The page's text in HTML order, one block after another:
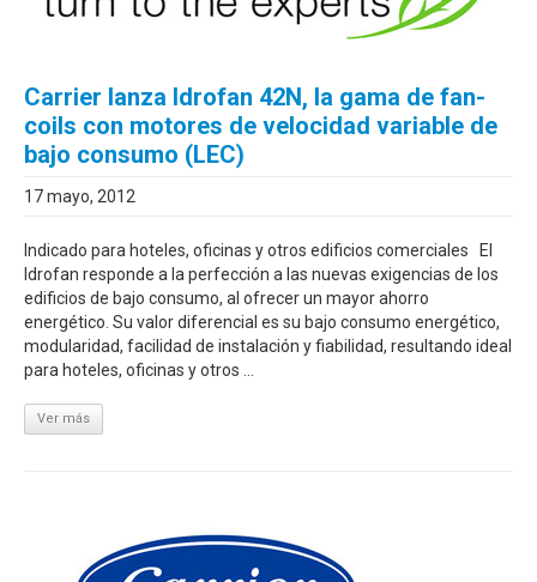
Carrier lanza Idrofan 42N, la gama de fan-
coils con motores de velocidad variable de
bajo consumo (LEC)
17 mayo, 2012
Indicado para hoteles, oficinas y otros edificios comerciales El
Idrofan responde a la perfección a las nuevas exigencias de los
edificios de bajo consumo, al ofrecer un mayor ahorro
energético. Su valor diferencial es su bajo consumo energético,
modularidad, facilidad de instalación y fiabilidad, resultando ideal
para hoteles, oficinas y otros ...
Ver más